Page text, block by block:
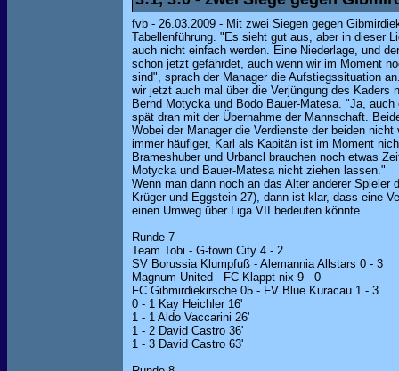
fvb - 26.03.2009 - Mit zwei Siegen gegen
Tabellenführung. "Es sieht gut aus, aber in dieser
auch nicht einfach werden. Eine Niederlage, und
schon jetzt gefährdet, auch wenn wir im Moment
sind", sprach der Manager die Aufstiegssituation
wir jetzt auch mal über die Verjüngung des
Bernd Motycka und Bodo Bauer-Matesa. "Ja,
spät dran mit der Übernahme der Mannschaft.
Wobei der Manager die Verdienste der beiden
immer häufiger, Karl als Kapitän ist im Moment
Brameshuber und Urbancl brauchen noch etwas
Motycka und Bauer-Matesa nicht ziehen lassen."
Wenn man dann noch an das Alter anderer
Krüger und Eggstein 27), dann ist klar, dass eine
einen Umweg über Liga VII bedeuten könnte.
Runde 7
Team Tobi - G-town City 4 - 2
SV Borussia Klumpfuß - Alemannia Allstars 0 - 3
Magnum United - FC Klappt nix 9 - 0
FC Gibmirdiekirsche 05 - FV Blue Kuracau 1 - 3
0 - 1 Kay Heichler 16'
1 - 1 Aldo Vaccarini 26'
1 - 2 David Castro 36'
1 - 3 David Castro 63'